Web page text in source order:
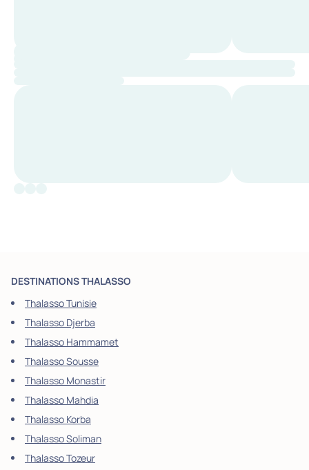
DESTINATIONS THALASSO
Thalasso Tunisie
Thalasso Djerba
Thalasso Hammamet
Thalasso Sousse
Thalasso Monastir
Thalasso Mahdia
Thalasso Korba
Thalasso Soliman
Thalasso Tozeur